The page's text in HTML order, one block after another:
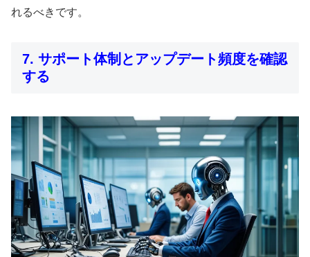
れるべきです。
7. サポート体制とアップデート頻度を確認
する